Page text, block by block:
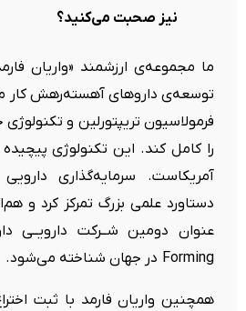
نیز صحبت می‌کنید؟
ما مجموعه‌ی ارزشمند «واریان
توسعه‌‌ی داروهای آهسته‌رهش کار
را کامل کند. این تکنولوژی پیچیده
آمریکاست. سرمایه‌گذاری
دستاورد علمی بزرگ تمرکز کرد و
Forming در جهان شناخته می‌شود.
همچنین واریان فارمد با ثبت